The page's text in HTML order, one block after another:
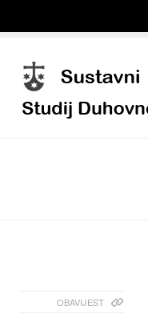
OBAVIJEST